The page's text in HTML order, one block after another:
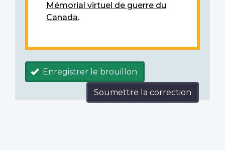
Mémorial virtuel de guerre du
Canada.
Enregistrer le brouillon
Soumettre la correction